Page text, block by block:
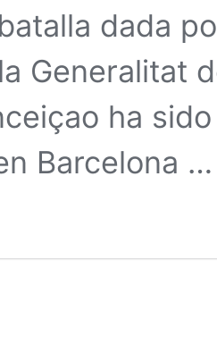
dada
Generalitat
ha
Barcelona